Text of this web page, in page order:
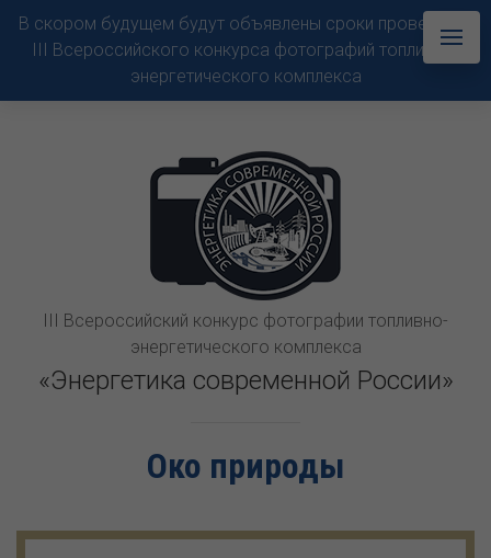
В скором будущем будут объявлены сроки проведения
III Всероссийского конкурса фотографий топливно-
энергетического комплекса
III Всероссийский конкурс фотографии топливно-
энергетического комплекса
«Энергетика современной России»
Око природы